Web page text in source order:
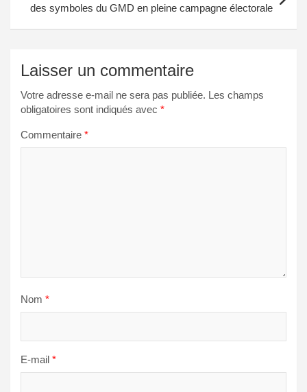
des symboles du GMD en pleine campagne électorale
Laisser un commentaire
Votre adresse e-mail ne sera pas publiée. Les champs
obligatoires sont indiqués avec *
Commentaire *
Nom *
E-mail *